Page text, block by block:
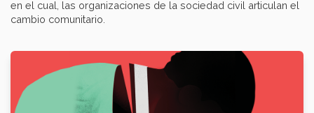
en el cual, las organizaciones de la sociedad civil articulan el
cambio comunitario.